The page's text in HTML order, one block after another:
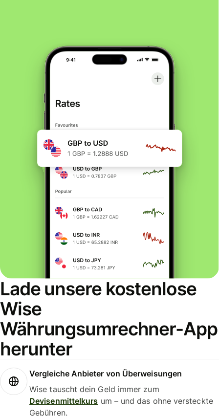
Lade unsere kostenlose
Wise
Währungsumrechner-App
herunter
Vergleiche Anbieter von Überweisungen
Wise tauscht dein Geld immer zum
Devisenmittelkurs um – und das ohne versteckte
Gebühren.